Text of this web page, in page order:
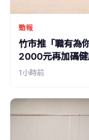
勁報
竹市推「職有為
2000元再加碼健
1小時前